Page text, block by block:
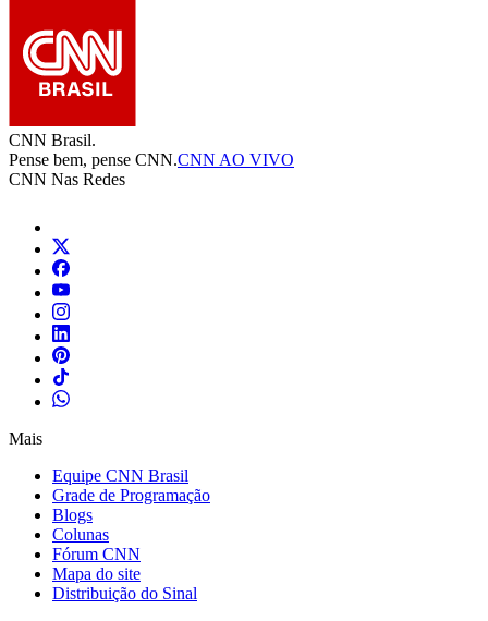
CNN Brasil.
Pense bem, pense CNN.CNN AO VIVO
CNN Nas Redes
Mais
Equipe CNN Brasil
Grade de Programação
Blogs
Colunas
Fórum CNN
Mapa do site
Distribuição do Sinal